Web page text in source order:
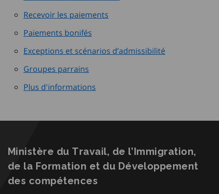
Recevoir les paiements
Paiements bonifés
Exceptions et scénarios d’admissibilité
Groupes parrains
Plus d'informations
Ministère du Travail, de l’Immigration,
de la Formation et du Développement
des compétences